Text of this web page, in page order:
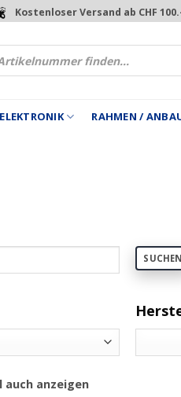
Kostenloser Versand ab CHF
RAHMEN /
SUCHEN
auch anzeigen